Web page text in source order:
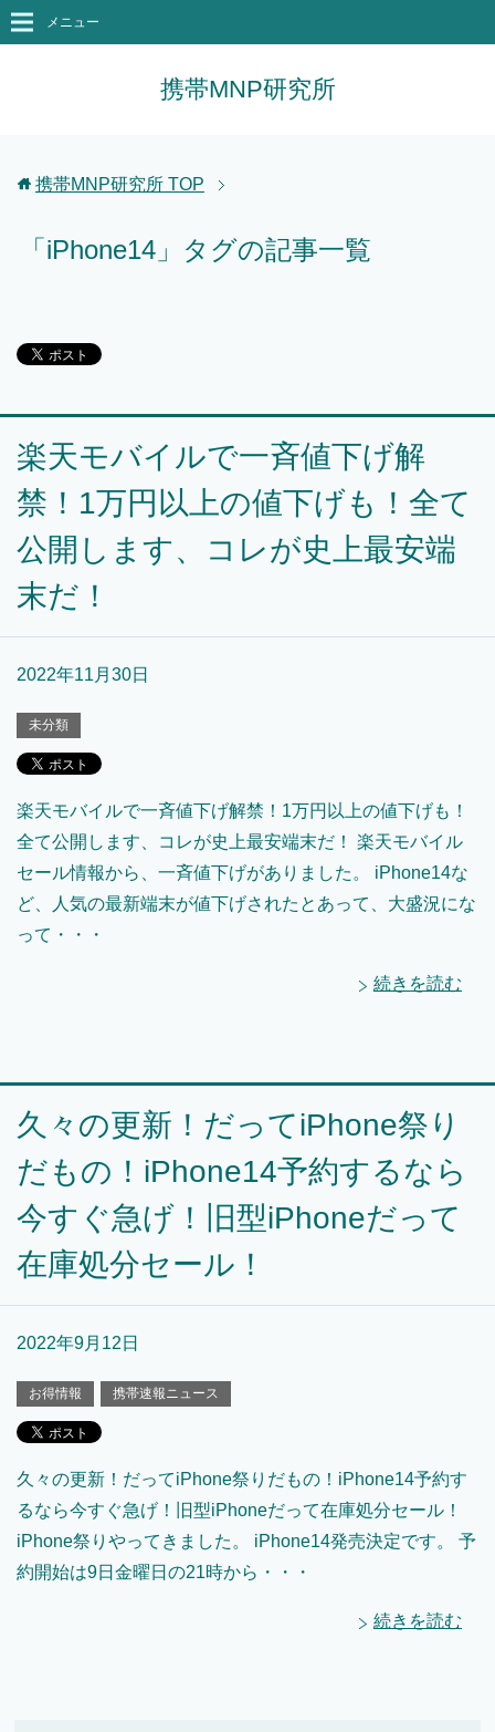
携帯MNP研究所
メニュー
携帯MNP研究所 TOP
「iPhone14」タグの記事一覧
楽天モバイルで一斉値下げ解
禁！1万円以上の値下げも！全て
公開します、コレが史上最安端
末だ！
2022年11月30日
未分類
楽天モバイルで一斉値下げ解禁！1万円以上の値下げも！
全て公開します、コレが史上最安端末だ！ 楽天モバイル
セール情報から、一斉値下げがありました。 iPhone14な
ど、人気の最新端末が値下げされたとあって、大盛況にな
って・・・
続きを読む
久々の更新！だってiPhone祭り
だもの！iPhone14予約するなら
今すぐ急げ！旧型iPhoneだって
在庫処分セール！
2022年9月12日
お得情報 携帯速報ニュース
久々の更新！だってiPhone祭りだもの！iPhone14予約す
るなら今すぐ急げ！旧型iPhoneだって在庫処分セール！
iPhone祭りやってきました。 iPhone14発売決定です。 予
約開始は9日金曜日の21時から・・・
続きを読む